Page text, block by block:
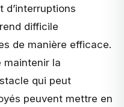
d’interruptions
difficile
de manière efficace.
maintenir la
qui peut
peuvent mettre en